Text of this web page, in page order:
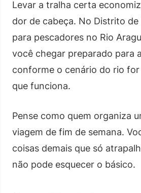
Levar a tralha certa
dor de cabeça. No Distrito de
para pescadores no Rio
você chegar preparado para
conforme o cenário do rio
que funciona.
Pense como quem organiza
viagem de fim de semana.
coisas demais que só
não pode esquecer o básico.